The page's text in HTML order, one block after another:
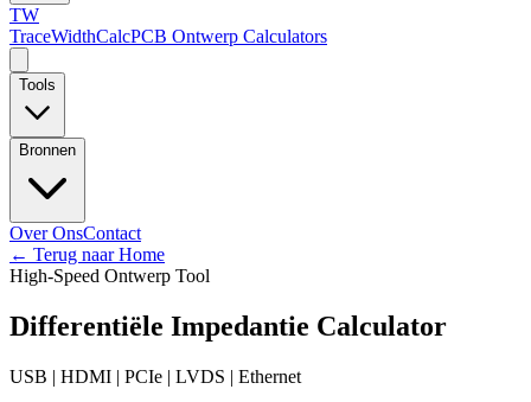
TW
TraceWidthCalcPCB Ontwerp Calculators
Tools
Bronnen
Over OnsContact
← Terug naar Home
High-Speed Ontwerp Tool
Differentiële Impedantie Calculator
USB | HDMI | PCIe | LVDS | Ethernet